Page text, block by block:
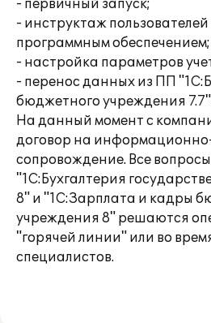
- первичный запуск;
- инструктаж
программным обеспечением;
- настройка параметров
- перенос данных из ПП
бюджетного учреждения
На данный момент с
договор на
сопровождение. Все
"1С:Бухгалтерия
8" и "1С:Зарплата и кадры
учреждения 8" решаются
"горячей линии" или во
специалистов.